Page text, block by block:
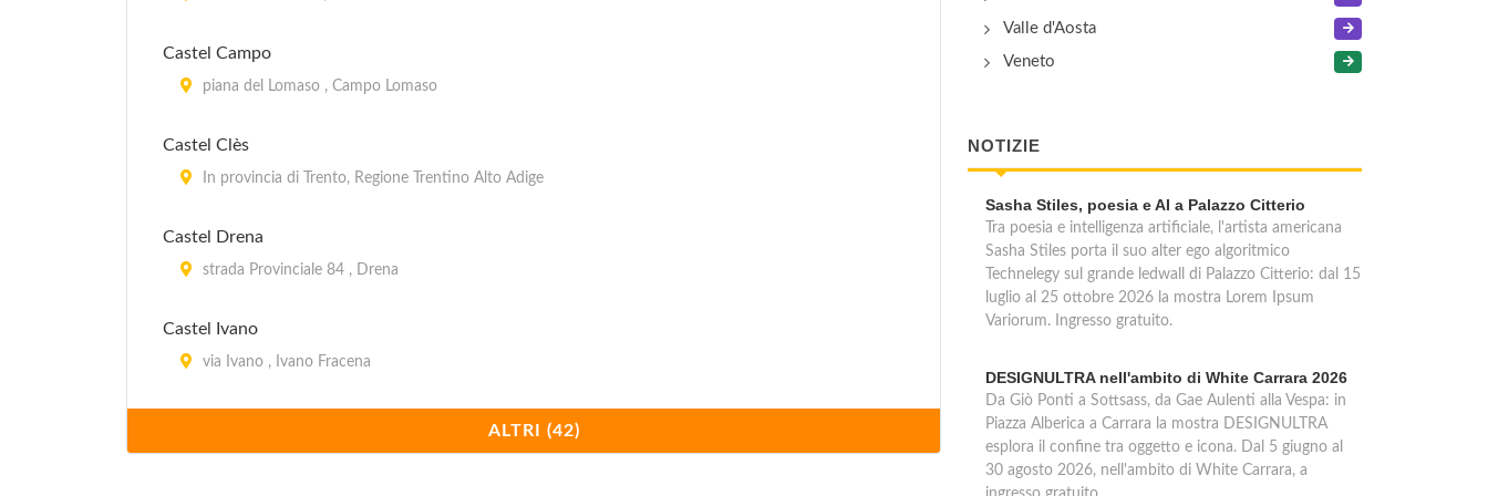
Castel Campo
piana del Lomaso , Campo Lomaso
Castel Clès
In provincia di Trento, Regione Trentino Alto Adige
Castel Drena
strada Provinciale 84 , Drena
Castel Ivano
via Ivano , Ivano Fracena
località Molini , Noarna
ALTRI (42)
Valle d'Aosta
Veneto
NOTIZIE
Sasha Stiles, poesia e AI a Palazzo Citterio
Tra poesia e intelligenza artificiale, l'artista americana
Sasha Stiles porta il suo alter ego algoritmico
Technelegy sul grande ledwall di Palazzo Citterio: dal 15
luglio al 25 ottobre 2026 la mostra Lorem Ipsum
Variorum. Ingresso gratuito.
DESIGNULTRA nell'ambito di White Carrara 2026
Da Giò Ponti a Sottsass, da Gae Aulenti alla Vespa: in
Piazza Alberica a Carrara la mostra DESIGNULTRA
esplora il confine tra oggetto e icona. Dal 5 giugno al
30 agosto 2026, nell'ambito di White Carrara, a